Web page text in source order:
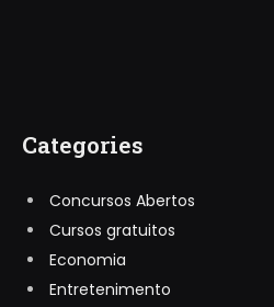
Categories
Concursos Abertos
Cursos gratuitos
Economia
Entretenimento